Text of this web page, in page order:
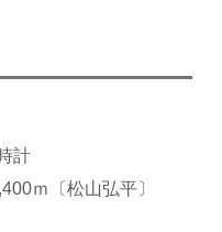
計
ｍ〔松山弘平〕